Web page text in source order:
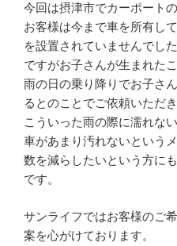
今回は摂津市でカーポート
お客様は今まで車を所有し
を設置されていませんでした
ですがお子さんが生まれた
雨の日の乗り降りでお子さ
るとのことでご依頼いただき
こういった雨の際に濡れな
車があまり汚れないという
数を減らしたいという方に
です。
サンライフではお客様のご
案を心がけております。